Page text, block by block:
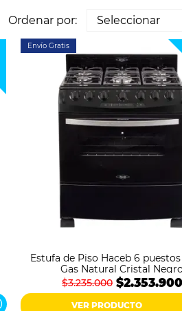
Ordenar por:
Envío Gratis
Estufa de Piso Haceb 6
Gas Natural Cristal Negro
$3.235.000 $2.353.900
VER PRODUCTO